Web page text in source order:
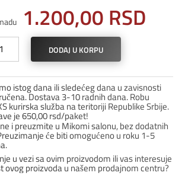
1.200,00 RSD
DODAJ U KORPU
istog dana ili sledećeg dana u zavisnosti
Dostava 3-10 radnih dana. Robu
kurirska služba na teritoriji Republike Srbije.
je 650,00 rsd/paket!
i preuzmite u Mikomi salonu, bez dodatnih
će biti omogućeno u roku 1-5
u vezi sa ovim proizvodom ili vas interesuje
ovog proizvoda u našem prodajnom centru?